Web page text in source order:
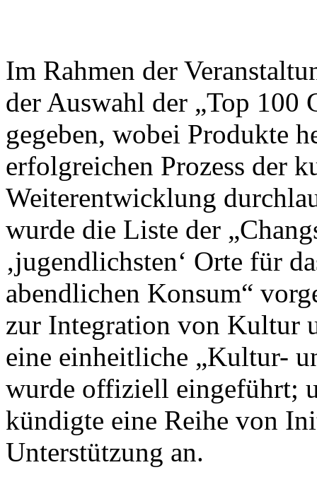
Im Rahmen der
der Auswahl der „Top 100
gegeben, wobei Produkte
erfolgreichen Prozess der
Weiterentwicklung
wurde die Liste der
‚jugendlichsten‘ Orte für
abendlichen Konsum“
zur Integration von Kultur
eine einheitliche „Kultur-
wurde offiziell eingeführt;
kündigte eine Reihe von
Unterstützung an.